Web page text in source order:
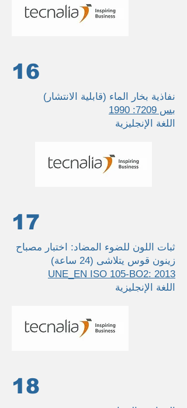
16
نفاذية بخار الماء (قابلية الانتشار)
بس 7209: 1990
اللغة الإنجليزية
17
ثبات اللون للضوء المضاد: اختبار مصباح
زينون قوس يتلاشى (24 ساعة)
UNE_EN ISO 105-BO2: 2013
اللغة الإنجليزية
18